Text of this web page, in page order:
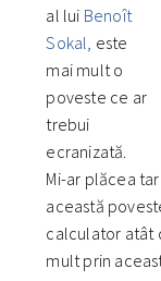
al lui Benoît
Sokal, este
mai mult o
poveste ce ar
trebui
ecranizată.
Mi-ar plăcea
această
calculator atât
mult prin